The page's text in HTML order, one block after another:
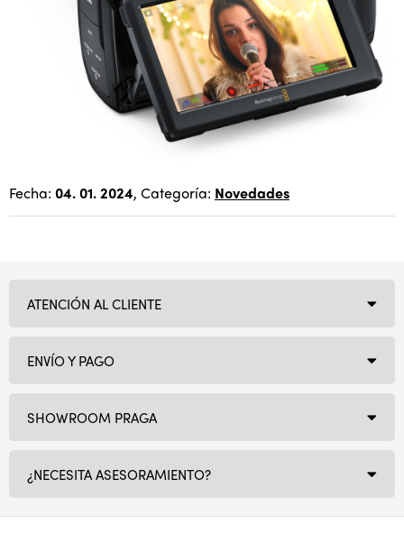
Fecha: 04. 01. 2024, Categoría: Novedades
SHOWROOM PRAGA
¿NECESITA ASESORAMIENTO?
ATENCIÓN AL CLIENTE
ENVÍO Y PAGO